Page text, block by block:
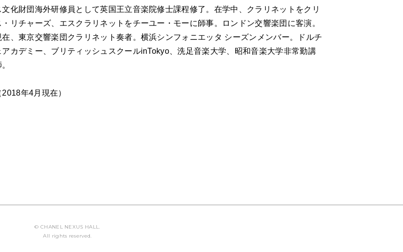
FEATURED
ABOUT US
文化財団海外研修員として英国王立音楽院修士課程修了。在学中、クラリネットをクリ
・リチャーズ、エスクラリネットをチーユー・モーに師事。ロンドン交響楽団に客演。
在、東京交響楽団クラリネット奏者。横浜シンフォニエッタ シーズンメンバー。ドルチ
アカデミー、ブリティッシュスクールinTokyo、洗足音楽大学、昭和音楽大学非常勤講
2018年4月現在）
© CHANEL NEXUS HALL.
All rights reserved.